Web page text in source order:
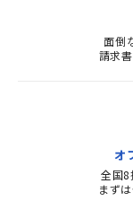
面倒
請求
オ
全国8
まず